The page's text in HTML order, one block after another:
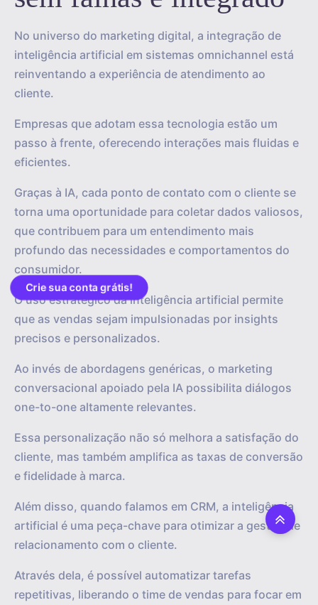
No universo do marketing digital, a integração de
inteligência artificial em sistemas omnichannel está
reinventando a experiência de atendimento ao
cliente.
Empresas que adotam essa tecnologia estão um
passo à frente, oferecendo interações mais fluidas e
eficientes.
Graças à IA, cada ponto de contato com o cliente se
torna uma oportunidade para coletar dados valiosos,
que contribuem para um entendimento mais
profundo das necessidades e comportamentos do
consumidor.
O uso estratégico da inteligência artificial permite
que as vendas sejam impulsionadas por insights
precisos e personalizados.
Ao invés de abordagens genéricas, o marketing
conversacional apoiado pela IA possibilita diálogos
one-to-one altamente relevantes.
Essa personalização não só melhora a satisfação do
cliente, mas também amplifica as taxas de conversão
e fidelidade à marca.
Além disso, quando falamos em CRM, a inteligência
artificial é uma peça-chave para otimizar a gestão de
relacionamento com o cliente.
Através dela, é possível automatizar tarefas
repetitivas, liberando o time de vendas para focar em
Crie sua conta grátis!